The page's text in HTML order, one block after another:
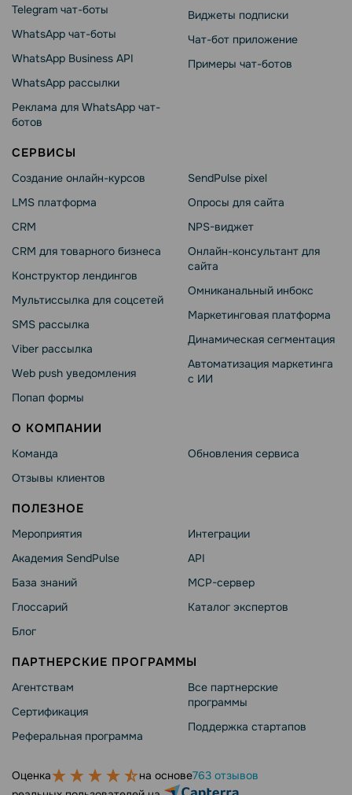
Telegram чат-боты
WhatsApp чат-боты
WhatsApp Business API
WhatsApp рассылки
Реклама для WhatsApp чат-
ботов
Виджеты подписки
Чат-бот приложение
Примеры чат-ботов
СЕРВИСЫ
Создание онлайн-курсов
LMS платформа
CRM
CRM для товарного бизнеса
Конструктор лендингов
Мультиссылка для соцсетей
SMS рассылка
Viber рассылка
Web push уведомления
Попап формы
SendPulse pixel
Опросы для сайта
NPS-виджет
Онлайн-консультант для
сайта
Омниканальный инбокс
Маркетинговая платформа
Динамическая сегментация
Автоматизация маркетинга
с ИИ
О КОМПАНИИ
Команда
Отзывы клиентов
Обновления сервиса
ПОЛЕЗНОЕ
Мероприятия
Академия SendPulse
База знаний
Глоссарий
Блог
Интеграции
API
MCP-сервер
Каталог экспертов
ПАРТНЕРСКИЕ ПРОГРАММЫ
Агентствам
Сертификация
Реферальная программа
Все партнерские
программы
Поддержка стартапов
Оценка на основе763 отзывов